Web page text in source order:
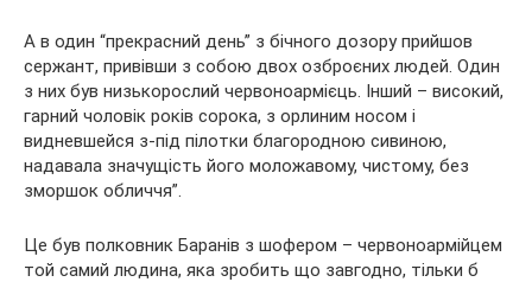
А в один “прекрасний день” з бічного дозору прийшов
сержант, привівши з собою двох озброєних людей. Один
з них був низькорослий червоноармієць. Інший – високий,
гарний чоловік років сорока, з орлиним носом і
видневшейся з-під пілотки благородною сивиною,
надавала значущість його моложавому, чистому, без
зморшок обличчя”.
Це був полковник Баранів з шофером – червоноармійцем
той самий людина, яка зробить що завгодно, тільки б